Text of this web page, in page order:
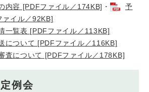
内容 [PDFファイル／174KB] ・
予
ァイル／92KB]
一覧表 [PDFファイル／113KB]
について [PDFファイル／116KB]
査について [PDFファイル／178KB]
例会